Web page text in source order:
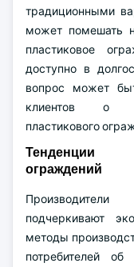
традиционными
может помешать
пластиковое
доступно в
вопрос может
клиентов о
пластикового
Тенденции
ограждений
подчеркивают
методы
потребителей об